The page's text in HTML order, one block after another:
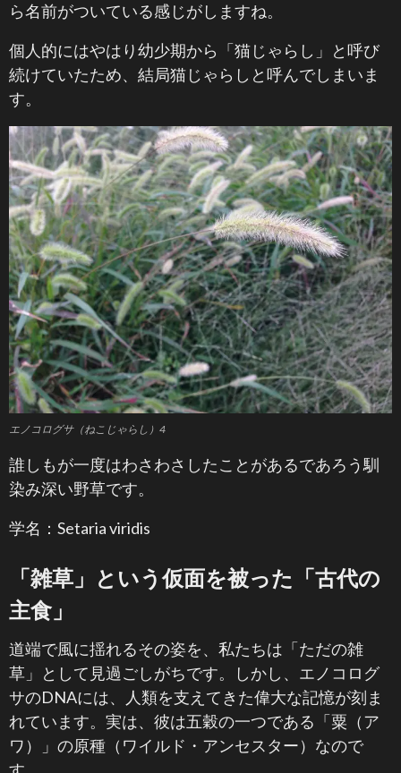
ら名前がついている感じがしますね。
個人的にはやはり幼少期から「猫じゃらし」と呼び
続けていたため、結局猫じゃらしと呼んでしまいま
す。
エノコログサ（ねこじゃらし）4
誰しもが一度はわさわさしたことがあるであろう馴
染み深い野草です。
学名：Setaria viridis
「雑草」という仮面を被った「古代の
主食」
道端で風に揺れるその姿を、私たちは「ただの雑
草」として見過ごしがちです。しかし、エノコログ
サのDNAには、人類を支えてきた偉大な記憶が刻ま
れています。実は、彼は五穀の一つである「粟（ア
ワ）」の原種（ワイルド・アンセスター）なので